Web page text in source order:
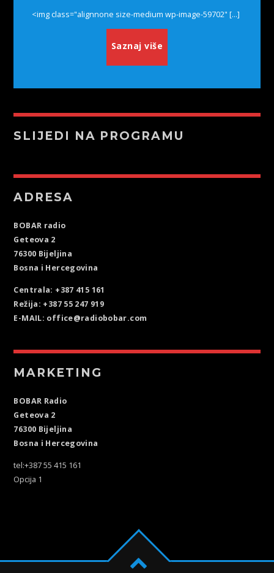
<img class="alignnone size-medium wp-image-59702" [...]
Saznaj više
SLIJEDI NA PROGRAMU
ADRESA
BOBAR radio
Geteova 2
76300 Bijeljina
Bosna i Hercegovina
Centrala: +387 415 161
Režija: +387 55 247 919
E-MAIL: office@radiobobar.com
MARKETING
BOBAR Radio
Geteova 2
76300 Bijeljina
Bosna i Hercegovina
tel:+387 55 415 161
Opcija 1